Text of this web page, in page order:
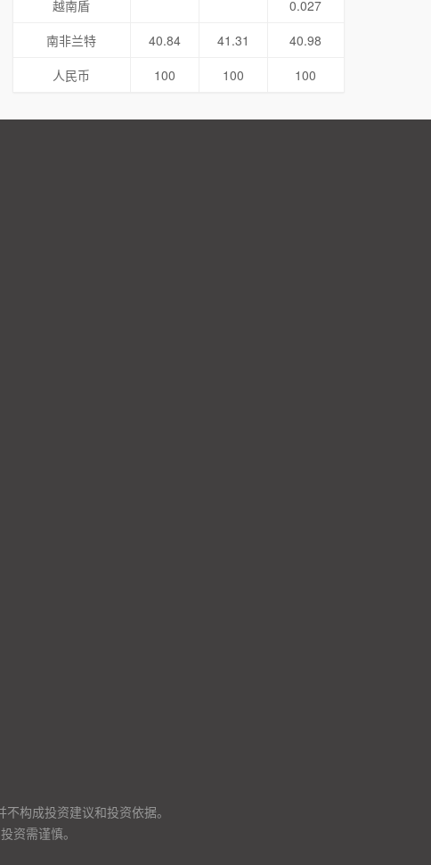
越南盾
0.027
南非兰特
40.84 41.31
40.98
人民币
100 100 100
构成投资建议和投资依据。
资需谨慎。